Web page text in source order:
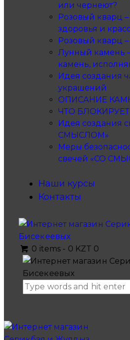
или чернеют?
Розовый кварц
здоровья и
Розовый кварц
Лунный камень
камень,
Идея создания
украшений
ОПИСАНИЕ
ЧТО БЛОКИРУЕТ
Идея создания
СМЫСЛОМ»
Меры
свечей «СО
Наши курсы
Контакты
0 items - 0 KZT 0